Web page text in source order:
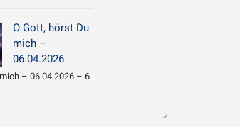
O Gott, hörst Du
mich –
06.04.2026
– 06.04.2026 – 6